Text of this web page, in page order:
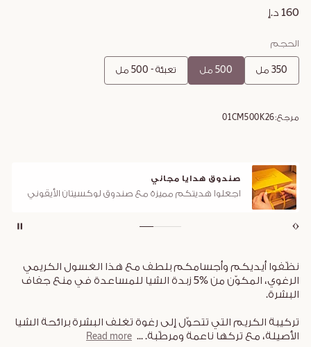
160 د.إ
الحجم
350 مل 500 مل تعبئة - 500 مل
مرجع:01CM500K26
صندوق هدايا مجاني
اجعلوا هديتكم مميزة مع صندوق لوكسيتان الأيقوني
نظّفوا أيديكم وأجسامكم بلطف مع هذا الغسول الكريمي
الرغوي، المكوّن من %5 زبدة الشيا للمساعدة في منع جفاف
البشرة.
تركيبة الكريم التي تتحوّل إلى رغوة تغلف البشرة برائحة الشيا
الأصيلة، مع تركها ناعمة ومرطّبة....
Read more